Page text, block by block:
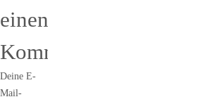
einen
Kommentar
Deine E-
Mail-